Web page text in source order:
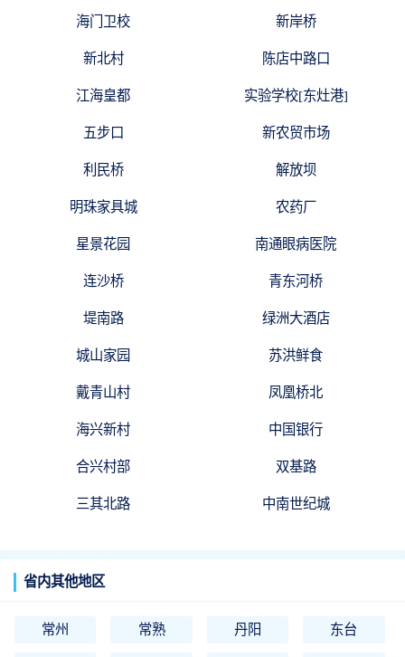
海门卫校 新岸桥
新北村 陈店中路口
江海皇都 实验学校[东灶港]
五步口 新农贸市场
利民桥 解放坝
明珠家具城 农药厂
星景花园 南通眼病医院
连沙桥 青东河桥
堤南路 绿洲大酒店
城山家园 苏洪鲜食
戴青山村 凤凰桥北
海兴新村 中国银行
合兴村部 双基路
三其北路 中南世纪城
省内其他地区
常州 常熟 丹阳 东台